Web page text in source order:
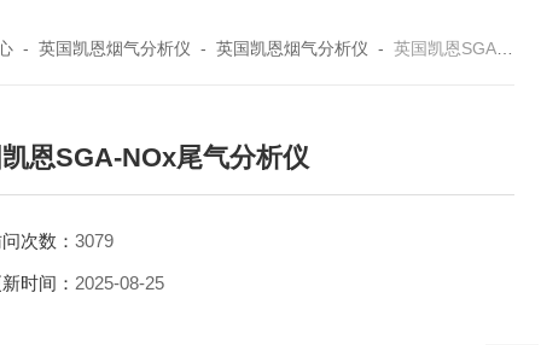
- 英国凯恩烟气分析仪 - 英国凯恩烟气分析仪 - 英国凯恩SGA-NOx尾气分析仪
恩SGA-NOx尾气分析仪
次数： 3079
时间： 2025-08-25